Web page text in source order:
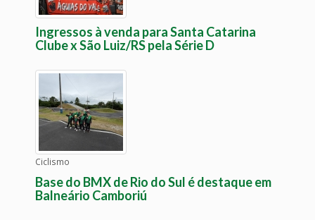
Ingressos à venda para Santa Catarina
Clube x São Luiz/RS pela Série D
Ciclismo
Base do BMX de Rio do Sul é destaque em
Balneário Camboriú